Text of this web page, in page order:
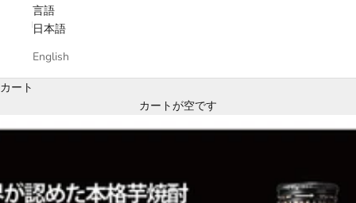
言語
日本語
English
カート
カートが空です